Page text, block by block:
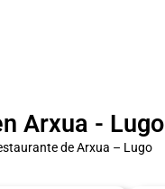
Arxua - Lugo
de Arxua – Lugo